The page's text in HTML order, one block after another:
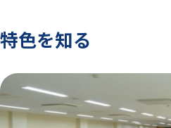
特色を知る